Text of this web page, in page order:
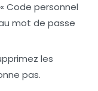
Code personnel
mot de passe
les
pas.